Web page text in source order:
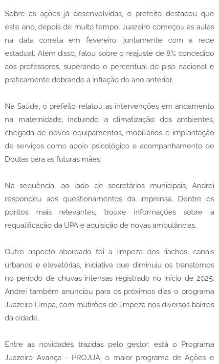
Sobre as ações já desenvolvidas, o prefeito destacou que
este ano, depois de muito tempo, Juazeiro começou as aulas
na data correta em fevereiro, juntamente com a rede
estadual. Além disso, falou sobre o reajuste de 8% concedido
aos professores, superando o percentual do piso nacional e
praticamente dobrando a inflação do ano anterior.
Na Saúde, o prefeito relatou as intervenções em andamento
na maternidade, incluindo a climatização dos ambientes,
chegada de novos equipamentos, mobiliários e implantação
de serviços como apoio psicológico e acompanhamento de
Doulas para as futuras mães.
Na sequência, ao lado de secretários municipais, Andrei
respondeu aos questionamentos da imprensa. Dentre os
pontos mais relevantes, trouxe informações sobre a
requalificação da UPA e aquisição de novas ambulâncias.
Outro aspecto abordado foi a limpeza dos riachos, canais
urbanos e elevatórias, iniciativa que diminuiu os transtornos
no período de chuvas intensas registrado no início de 2025.
Andrei também anunciou para os próximos dias o programa
Juazeiro Limpa, com mutirões de limpeza nos diversos bairros
da cidade.
Entre as novidades trazidas pelo gestor, está o Programa
Juazeiro Avança - PROJUA, o maior programa de Ações e